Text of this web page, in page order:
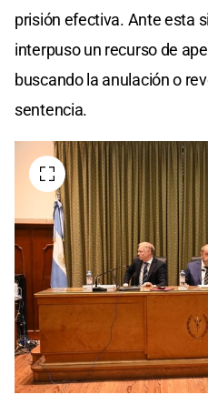
prisión efectiva. Ante esta
interpuso un recurso de
buscando la anulación o
sentencia.